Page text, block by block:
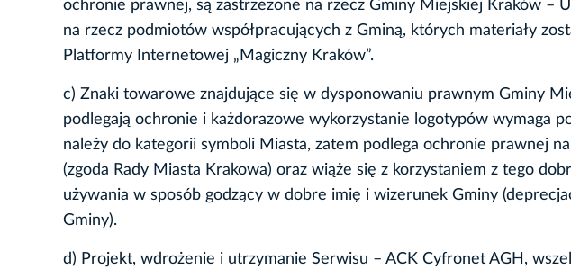
ochronie prawnej, są zastrzeżone na rzecz Gminy Miejskiej Kraków –
na rzecz podmiotów współpracujących z Gminą, których materiały
Platformy Internetowej „Magiczny Kraków”.
c) Znaki towarowe znajdujące się w dysponowaniu prawnym Gminy
podlegają ochronie i każdorazowe wykorzystanie logotypów wymaga
należy do kategorii symboli Miasta, zatem podlega ochronie prawnej
(zgoda Rady Miasta Krakowa) oraz wiąże się z korzystaniem z tego
używania w sposób godzący w dobre imię i wizerunek Gminy
Gminy).
d) Projekt, wdrożenie i utrzymanie Serwisu – ACK Cyfronet AGH,